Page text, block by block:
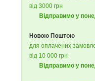
від 3000 грн
Відправимо у
Новою Поштою
для оплачених
від 10 000 грн
Відправимо у